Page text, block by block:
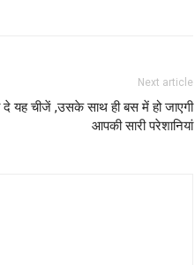
Next article
दे यह चीजें ,उसके साथ ही बस में हो जाएगी
आपकी सारी परेशानियां